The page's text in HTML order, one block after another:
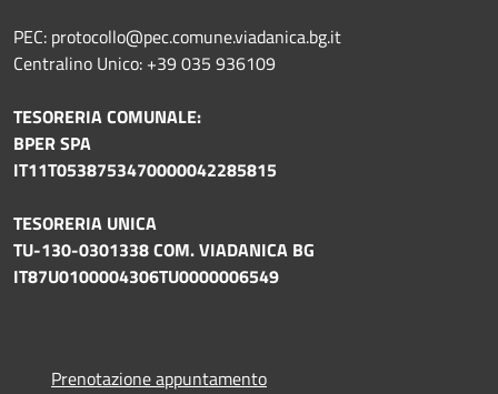
PEC: protocollo@pec.comune.viadanica.bg.it
Centralino Unico: +39 035 936109
TESORERIA COMUNALE:
BPER SPA
IT11T0538753470000042285815
TESORERIA UNICA
TU-130-0301338 COM. VIADANICA BG
IT87U0100004306TU0000006549
Prenotazione appuntamento